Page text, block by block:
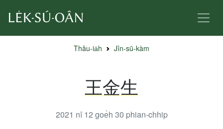
Thâu-ia̍h Jîn-sū-kàm
王金生
2021 nî 12 goe̍h 30 phian-chhip